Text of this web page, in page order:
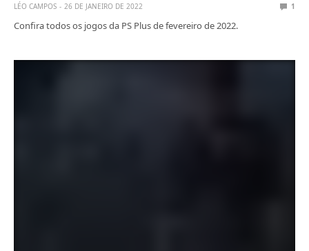
LÉO CAMPOS 26 DE JANEIRO DE 2022 1
Confira todos os jogos da PS Plus de fevereiro de 2022.